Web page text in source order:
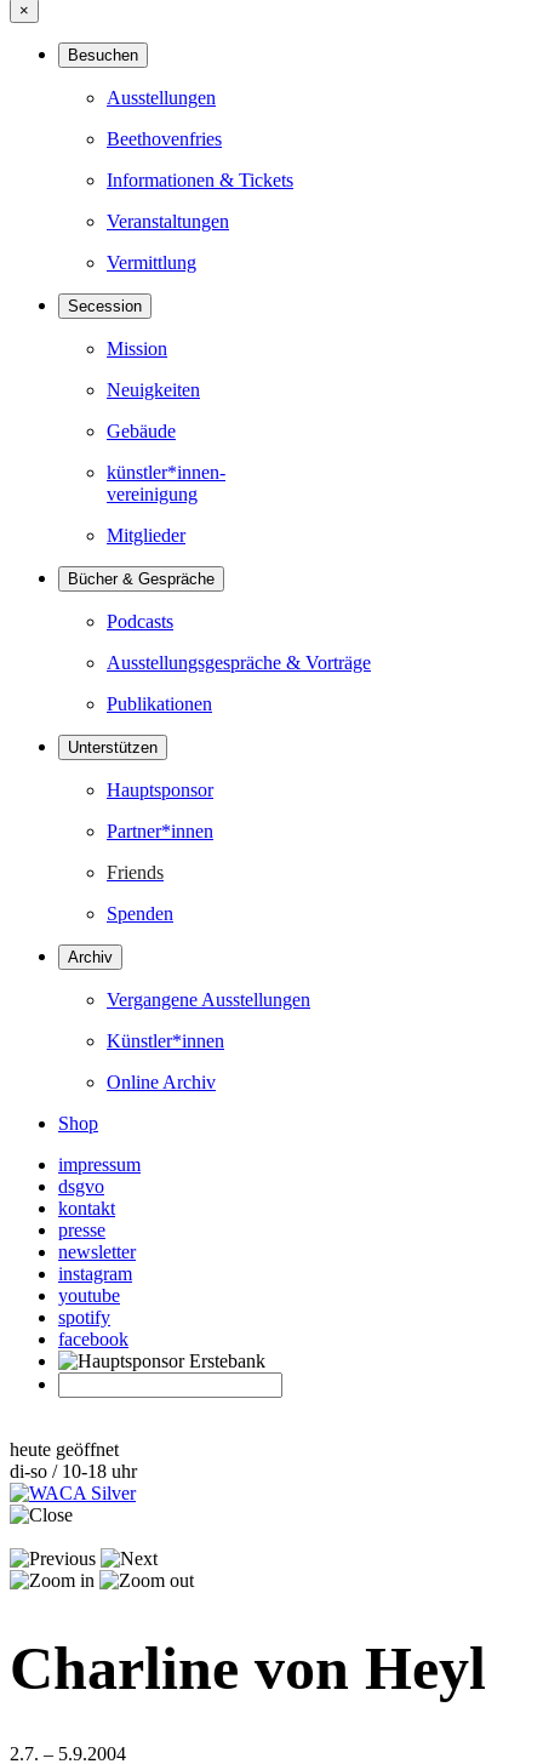
×
Besuchen
Ausstellungen
Beethovenfries
Informationen & Tickets
Veranstaltungen
Vermittlung
Secession
Mission
Neuigkeiten
Gebäude
künstler*innen-
vereinigung
Mitglieder
Bücher & Gespräche
Podcasts
Ausstellungsgespräche & Vorträge
Publikationen
Unterstützen
Hauptsponsor
Partner*innen
Friends
Spenden
Archiv
Vergangene Ausstellungen
Künstler*innen
Online Archiv
Shop
impressum
dsgvo
kontakt
presse
newsletter
instagram
youtube
spotify
facebook
heute geöffnet
di-so / 10-18 uhr
Charline von Heyl
2.7. – 5.9.2004